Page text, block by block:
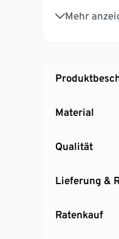
Mehr
Mit
Besonders
Material
Qualität
Lieferung &
Ratenkauf